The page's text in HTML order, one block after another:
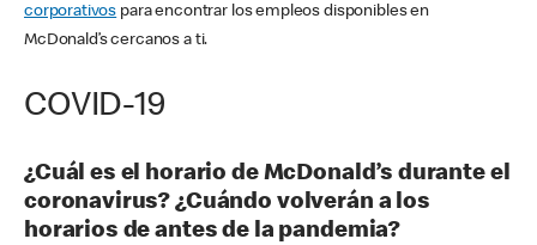
corporativos para encontrar los empleos disponibles en
McDonald’s cercanos a ti.
COVID-19
¿Cuál es el horario de McDonald’s durante el
coronavirus? ¿Cuándo volverán a los
horarios de antes de la pandemia?